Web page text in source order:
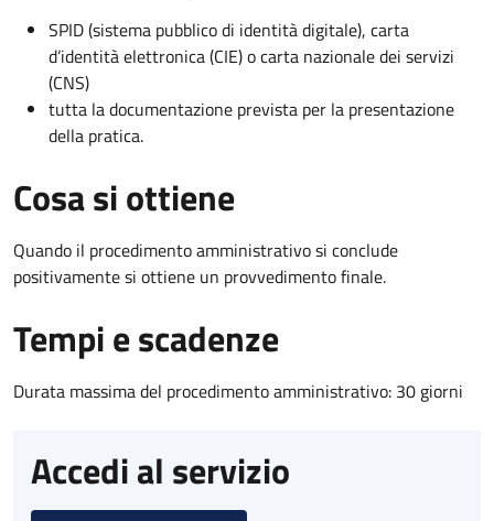
SPID (sistema pubblico di identità digitale), carta
d’identità elettronica (CIE) o carta nazionale dei servizi
(CNS)
tutta la documentazione prevista per la presentazione
della pratica.
Cosa si ottiene
Quando il procedimento amministrativo si conclude
positivamente si ottiene un provvedimento finale.
Tempi e scadenze
Durata massima del procedimento amministrativo: 30 giorni
Accedi al servizio